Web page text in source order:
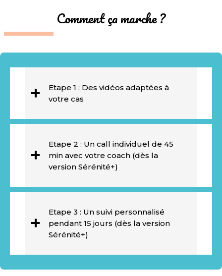
Comment ça marche ?
Etape 1 : Des vidéos adaptées à
votre cas
Etape 2 : Un call individuel de 45
min avec votre coach (dès la
version Sérénité+)
Etape 3 : Un suivi personnalisé
pendant 15 jours (dès la version
Sérénité+)